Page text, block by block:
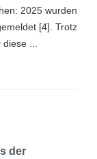
2025 wurden
[4]. Trotz
...
der